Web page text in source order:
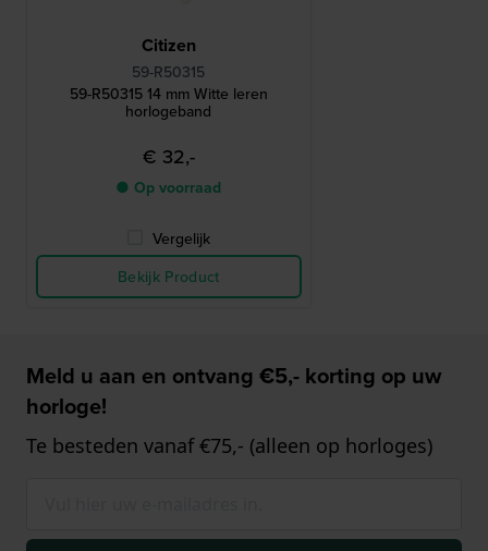
Citizen
59-R50315
59-R50315 14 mm Witte leren
horlogeband
€ 32,-
● Op voorraad
Vergelijk
Bekijk Product
Meld u aan en ontvang €5,- korting op uw
horloge!
Te besteden vanaf €75,- (alleen op horloges)